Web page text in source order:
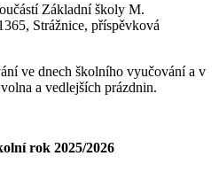
Základní školy M.
Strážnice, příspěvková
ve dnech školního vyučování a v
a vedlejších prázdnin.
rok 2025/2026